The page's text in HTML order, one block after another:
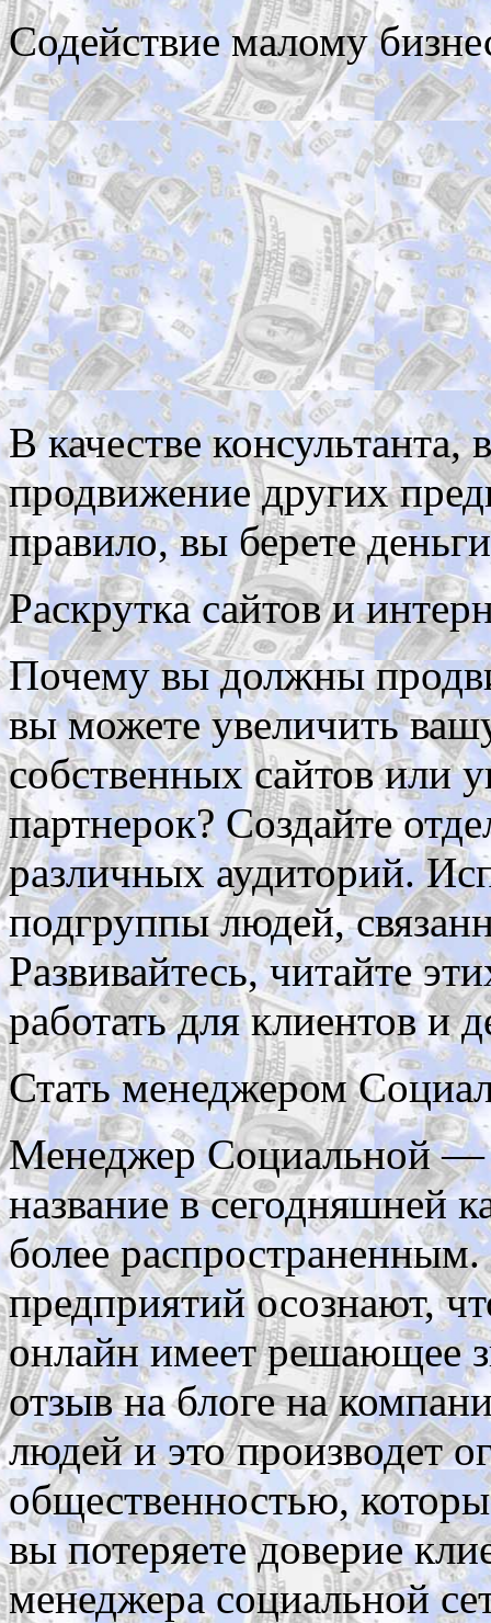
Содействие малому
В качестве
продвижение других
правило, вы берете
Раскрутка сайтов и
Почему вы должны
вы можете увеличить
собственных сайтов или
партнерок? Создайте
различных аудиторий.
подгруппы людей,
Развивайтесь, читайте
работать для клиентов и
Стать менеджером
Менеджер Социальной —
название в сегодняшней
более
предприятий осознают,
онлайн имеет решающее
отзыв на блоге на
людей и это производет
общественностью,
вы потеряете доверие
менеджера социальной